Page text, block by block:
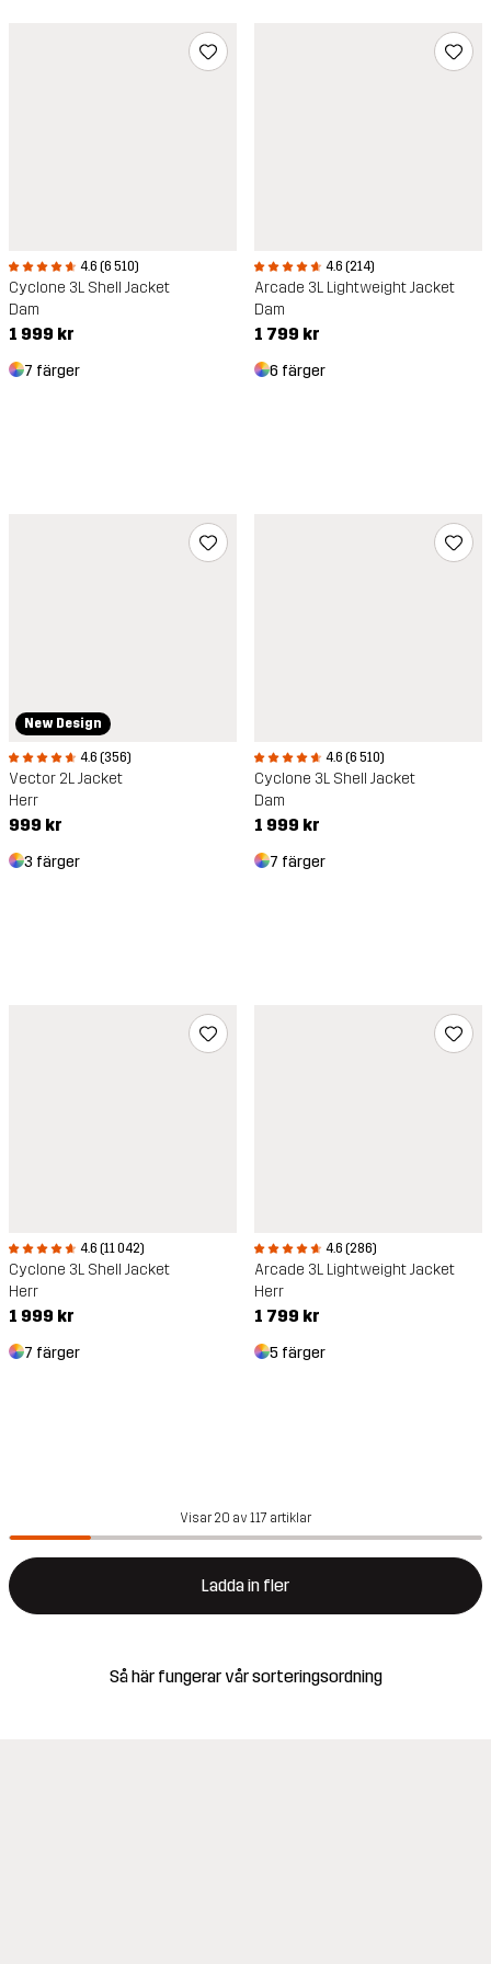
4.6 (6 510)
Cyclone 3L Shell Jacket
Dam
1 999 kr
7 färger
4.6 (214)
Arcade 3L Lightweight Jacket
Dam
1 799 kr
6 färger
New Design
4.6 (356)
Vector 2L Jacket
Herr
999 kr
3 färger
4.6 (6 510)
Cyclone 3L Shell Jacket
Dam
1 999 kr
7 färger
4.6 (11 042)
Cyclone 3L Shell Jacket
Herr
1 999 kr
7 färger
4.6 (286)
Arcade 3L Lightweight Jacket
Herr
1 799 kr
5 färger
Visar 20 av 117 artiklar
Ladda in fler
Så här fungerar vår sorteringsordning